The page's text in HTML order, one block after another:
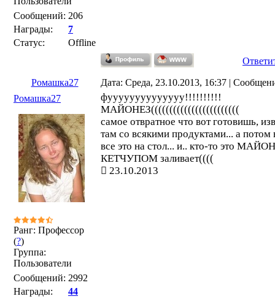
Сообщений: 206
Награды:
7
Статус:
Offline
Ромашка27
Дата: Среда, 23.10.2013, 16:37 |
Ромашка27
Ранг: Профессор
(?)
Группа:
Пользователи
Сообщений: 2992
Награды:
44
фуууууууууууууу!!!!!!!!!!
МАЙОНЕЗ((((((((((((((((((((((((
самое отвратное что вот готовишь,
там со всякими продуктами... а потом
все это на стол... и.. кто-то это
КЕТЧУПОМ заливает((((
23.10.2013